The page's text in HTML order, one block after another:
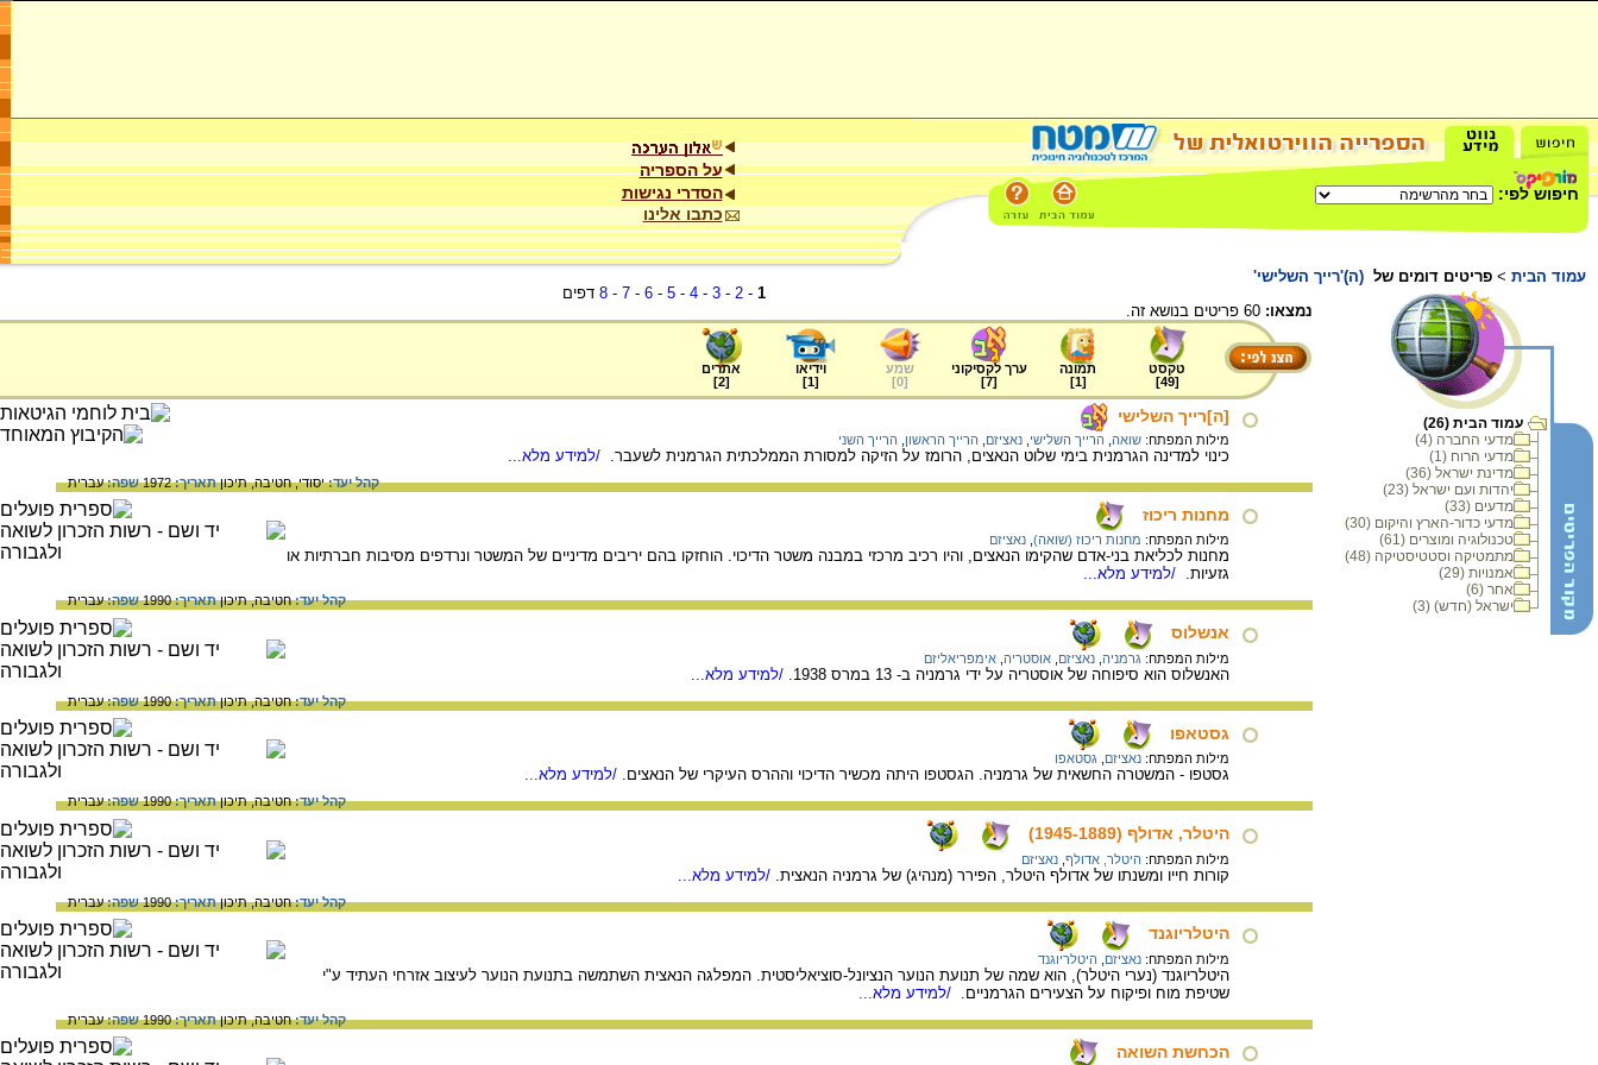
חיפוש לפי:
על הספריה
הסדרי נגישות
כתבו אלינו
עמוד הבית > פריטים דומים של (ה)'רייך השלישי'
עמוד הבית (26)
מדעי החברה (4)
מדעי הרוח (1)
מדינת ישראל (36)
יהדות ועם ישראל (23)
מדעים (33)
מדעי כדור-הארץ והיקום (30)
טכנולוגיה ומוצרים (61)
מתמטיקה וסטטיסטיקה (48)
אמנויות (29)
אחר (6)
ישראל (חדש) (3)
1
-
2
-
3
-
4
-
5
-
6
-
7
-
8 דפים
נמצאו:
טקסט
[
49
]
תמונה
[
1
]
ערך לקסיקוני
[
7
]
שמע
[
0
]
וידיאו
[
1
]
אתרים
[
2
]
[ה]רייך השלישי
מילות המפתח: שואה הרייך השלישי נאציזם הרייך הראשון הרייך השני
כינוי למדינה הגרמנית בימי שלוט הנאצים, הרומז על הזיקה למסורת הממלכתית הגרמנית לשעבר. /למידע מלא...
קהל יעד:יסודי,חטיבה,תיכוןתאריך:1972 שפה:עברית
מחנות ריכוז
מילות המפתח: מחנות ריכוז (שואה) נאציזם
מחנות לכליאת בני-אדם שהקימו הנאצים, והיו רכיב מרכזי במבנה משטר הדיכוי. הוחזקו בהם יריבים מדיניים של המשטר ונרדפים מסיבות חברתיות או
גזעיות. /למידע מלא...
קהל יעד:חטיבה,תיכוןתאריך:1990 שפה:עברית
אנשלוס
מילות המפתח: גרמניה נאציזם אוסטריה אימפריאליזם
האנשלוס הוא סיפוחה של אוסטריה על ידי גרמניה ב- 13 במרס 1938. /למידע מלא...
קהל יעד:חטיבה,תיכוןתאריך:1990 שפה:עברית
גסטאפו
מילות המפתח: נאציזם גסטאפו
גסטפו - המשטרה החשאית של גרמניה. הגסטפו היתה מכשיר הדיכוי וההרס העיקרי של הנאצים. /למידע מלא...
קהל יעד:חטיבה,תיכוןתאריך:1990 שפה:עברית
היטלר, אדולף (1945-1889)
מילות המפתח: היטלר, אדולף נאציזם
קורות חייו ומשנתו של אדולף היטלר, הפירר (מנהיג) של גרמניה הנאצית. /למידע מלא...
קהל יעד:חטיבה,תיכוןתאריך:1990 שפה:עברית
היטלריוגנד
מילות המפתח: נאציזם היטלריוגנד
היטלריוגנד (נערי היטלר), הוא שמה של תנועת הנוער הנציונל-סוציאליסטית. המפלגה הנאצית השתמשה בתנועת הנוער לעיצוב אזרחי העתיד ע"י
שטיפת מוח ופיקוח על הצעירים הגרמניים.
/למידע מלא...
קהל יעד:חטיבה,תיכוןתאריך:1990 שפה:עברית
הכחשת השואה